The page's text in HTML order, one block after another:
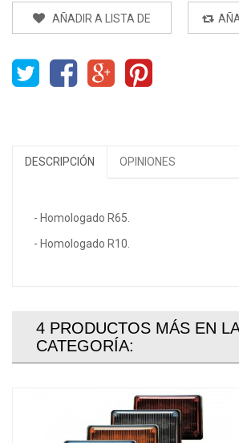
AÑADIR A LISTA DE
DESCRIPCIÓN OPINIONES
- Homologado R65.
- Homologado R10.
4 PRODUCTOS MÁS EN
CATEGORÍA: